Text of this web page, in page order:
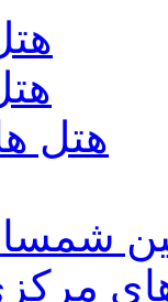
هتل
شمسا